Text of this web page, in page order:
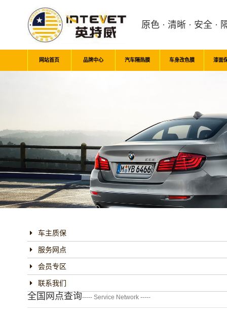
原色 · 清晰 · 安全 ·
网站首页 品牌中心 汽车隔热膜 车身改色膜 漆面
车主质保
服务网点
会员专区
联系我们
全国网点查询----- Service Network -----